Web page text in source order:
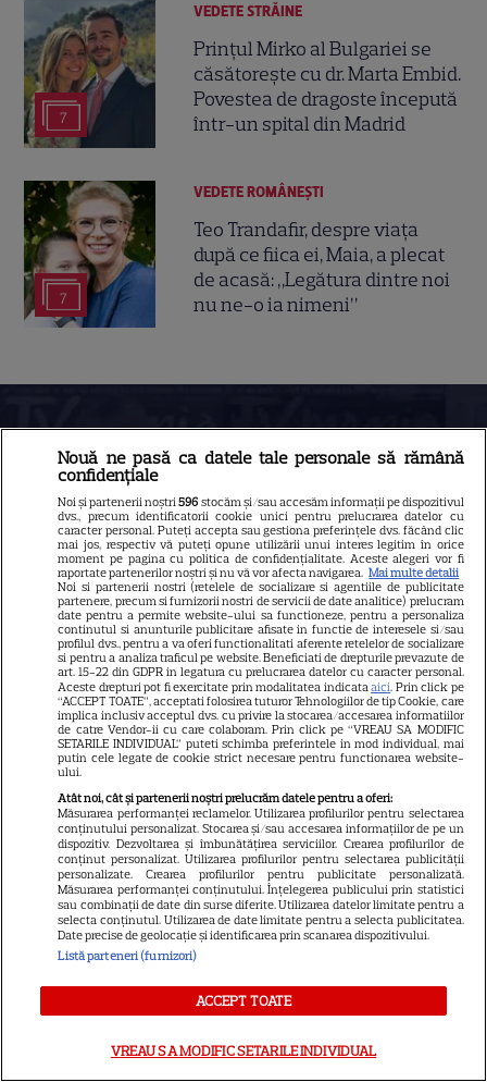
7
VEDETE STRĂINE
Prințul Mirko al Bulgariei se
căsătorește cu dr. Marta Embid.
Povestea de dragoste începută
într-un spital din Madrid
7
VEDETE ROMÂNEŞTI
Teo Trandafir, despre viața
după ce fiica ei, Maia, a plecat
de acasă: „Legătura dintre noi
nu ne-o ia nimeni”
Despre Tvmania
Contact
Contacte televiziuni
Abonamente
Publicitate
Termeni și condiții
Despre cookies
Sitemap
NUMĂRUL CURENT
ABONEAZA-TE LA REVISTĂ
Nouă ne pasă ca datele tale personale să rămână
confidențiale
Noi și partenerii noștri596 stocăm și/sau accesăm informații pe dispozitivul
dvs., precum identificatorii cookie unici pentru prelucrarea datelor cu
caracter personal. Puteți accepta sau gestiona preferințele dvs. făcând clic
mai jos, respectiv vă puteți opune utilizării unui interes legitim în orice
moment pe pagina cu politica de confidențialitate. Aceste alegeri vor fi
raportate partenerilor noștri și nu vă vor afecta navigarea. Mai multe detalii
Noi si partenerii nostri (retelele de socializare si agentiile de publicitate
partenere, precum si furnizorii nostri de servicii de date analitice) prelucram
date pentru a permite website-ului sa functioneze, pentru a personaliza
continutul si anunturile publicitare afisate in functie de interesele si/sau
profilul dvs., pentru a va oferi functionalitati aferente retelelor de socializare
si pentru a analiza traficul pe website. Beneficiati de drepturile prevazute de
art. 15-22 din GDPR in legatura cu prelucrarea datelor cu caracter personal.
Aceste drepturi pot fi exercitate prin modalitatea indicataaici. Prin click pe
“ACCEPT TOATE”, acceptati folosirea tuturor Tehnologiilor de tip Cookie, care
implica inclusiv acceptul dvs. cu privire la stocarea/accesarea informatiilor
de catre Vendor-ii cu care colaboram. Prin click pe “VREAU SA MODIFIC
SETARILE INDIVIDUAL” puteti schimba preferintele in mod individual, mai
putin cele legate de cookie strict necesare pentru functionarea website-
ului.
Atât noi, cât și partenerii noștri prelucrăm datele pentru a oferi:
Măsurarea performanței reclamelor. Utilizarea profilurilor pentru selectarea
conținutului personalizat. Stocarea și/sau accesarea informațiilor de pe un
dispozitiv. Dezvoltarea și îmbunătățirea serviciilor. Crearea profilurilor de
conținut personalizat. Utilizarea profilurilor pentru selectarea publicității
personalizate. Crearea profilurilor pentru publicitate personalizată.
Măsurarea performanței conținutului. Înțelegerea publicului prin statistici
sau combinații de date din surse diferite. Utilizarea datelor limitate pentru a
selecta conținutul. Utilizarea de date limitate pentru a selecta publicitatea.
Date precise de geolocație și identificarea prin scanarea dispozitivului.
Listă parteneri (furnizori)
ACCEPT TOATE
VREAU SA MODIFIC SETARILE INDIVIDUAL